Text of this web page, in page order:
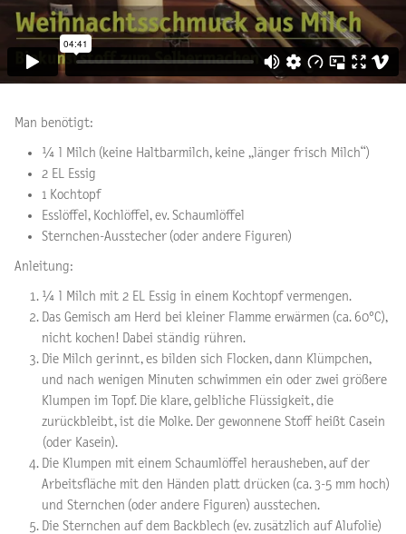
Man benötigt:
¼ l Milch (keine Haltbarmilch, keine „länger frisch Milch“)
2 EL Essig
1 Kochtopf
Esslöffel, Kochlöffel, ev. Schaumlöffel
Sternchen-Ausstecher (oder andere Figuren)
Anleitung:
¼ l Milch mit 2 EL Essig in einem Kochtopf vermengen.
Das Gemisch am Herd bei kleiner Flamme erwärmen (ca. 60°C),
nicht kochen! Dabei ständig rühren.
Die Milch gerinnt, es bilden sich Flocken, dann Klümpchen,
und nach wenigen Minuten schwimmen ein oder zwei größere
Klumpen im Topf. Die klare, gelbliche Flüssigkeit, die
zurückbleibt, ist die Molke. Der gewonnene Stoff heißt Casein
(oder Kasein).
Die Klumpen mit einem Schaumlöffel herausheben, auf der
Arbeitsfläche mit den Händen platt drücken (ca. 3-5 mm hoch)
und Sternchen (oder andere Figuren) ausstechen.
Die Sternchen auf dem Backblech (ev. zusätzlich auf Alufolie)